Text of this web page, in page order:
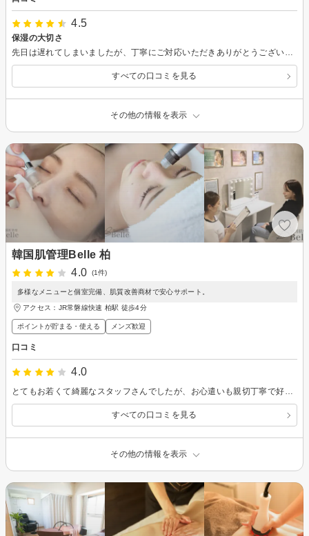
4.5
保湿の大切さ
先日は遅れてしまいましたが、丁寧にご対応いただきありがとうございました。 まあ1回で激変することはないですが、地道に手入れすることの大切さを改めて教わりました。施術も丁寧で気持ちよかったので、またお願いしたいと思います。 保湿を意識しつつ、サンプルでいただいた化粧水を活用したいと思います。 ありがとうございました。
すべての口コミを見る
その他の情報を表示
韓国肌管理Belle 柏
4.0
(1件)
多様なメニューと個室完備、肌質改善商材で安心サポート。
アクセス：JR常磐線快速 柏駅 徒歩4分
ポイントが貯まる・使える メンズ歓迎
口コミ
4.0
とてもお若くて綺麗なスタッフさんでしたが、お心遣いも親切丁寧で好感が持てました。 また機会がありましたらお願いしたいです。
すべての口コミを見る
その他の情報を表示